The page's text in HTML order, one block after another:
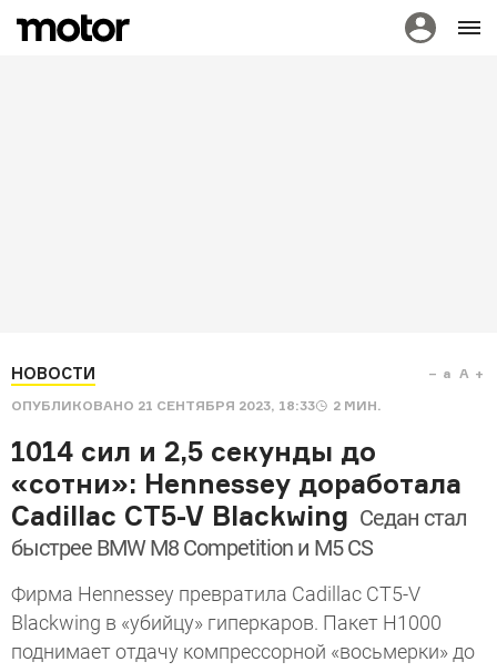
НОВОСТИ
ОПУБЛИКОВАНО 21 СЕНТЯБРЯ 2023, 18:33 2 МИН.
a A
1014 сил и 2,5 секунды до
«сотни»: Hennessey доработала
Cadillac CT5-V Blackwing Седан стал
быстрее BMW M8 Competition и M5 CS
Фирма Hennessey превратила Cadillac CT5-V
Blackwing в «убийцу» гиперкаров. Пакет H1000
поднимает отдачу компрессорной «восьмерки» до